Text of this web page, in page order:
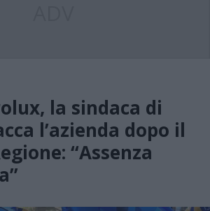
la sindaca di
l’azienda dopo il
“Assenza